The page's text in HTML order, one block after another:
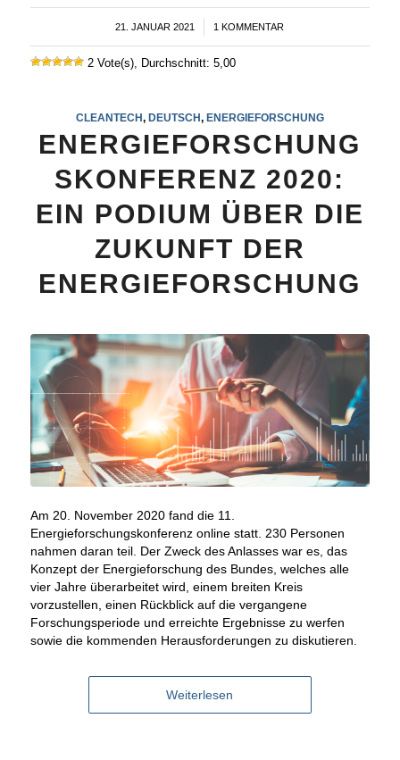
21. JANUAR 2021
/ 1 KOMMENTAR
2 Vote(s), Durchschnitt: 5,00
CLEANTECH, DEUTSCH, ENERGIEFORSCHUNG
ENERGIEFORSCHUNG
SKONFERENZ 2020:
EIN PODIUM ÜBER DIE
ZUKUNFT DER
ENERGIEFORSCHUNG
Am 20. November 2020 fand die 11.
Energieforschungskonferenz online statt. 230 Personen
nahmen daran teil. Der Zweck des Anlasses war es, das
Konzept der Energieforschung des Bundes, welches alle
vier Jahre überarbeitet wird, einem breiten Kreis
vorzustellen, einen Rückblick auf die vergangene
Forschungsperiode und erreichte Ergebnisse zu werfen
sowie die kommenden Herausforderungen zu diskutieren.
Weiterlesen